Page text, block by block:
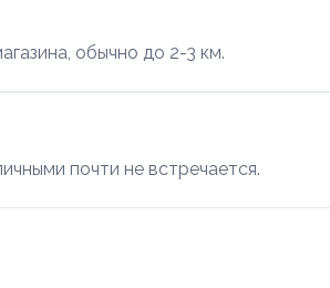
обычно до 2-3 км.
почти не встречается.